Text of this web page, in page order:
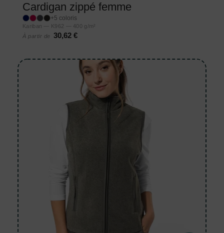
Cardigan zippé femme
+5 coloris
Kariban — K962 — 400 g/m²
À partir de
30,62 €